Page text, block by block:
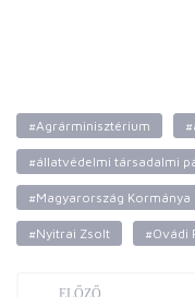
#Agrárminisztérium
#állatvédelmi társadalmi
#Magyarország Kormánya
#Nyitrai Zsolt #Ovádi